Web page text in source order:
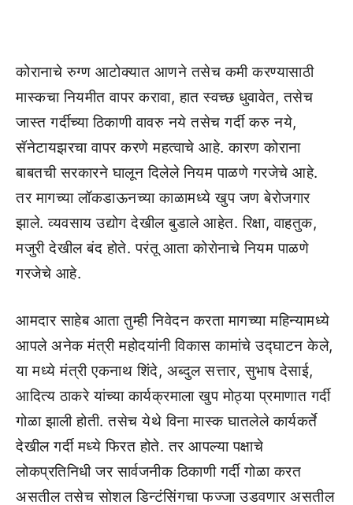
कोरानाचे रुग्ण आटोक्यात आणने तसेच कमी करण्यासाठी
मास्कचा नियमीत वापर करावा, हात स्वच्छ धुवावेत, तसेच
जास्त गर्दीच्या ठिकाणी वावरु नये तसेच गर्दी करु नये,
सॅनेटायझरचा वापर करणे महत्वाचे आहे. कारण कोराना
बाबतची सरकारने घालून दिलेले नियम पाळणे गरजेचे आहे.
तर मागच्या लॉकडाऊनच्या काळामध्ये खुप जण बेरोजगार
झाले. व्यवसाय उद्योग देखील बुडाले आहेत. रिक्षा, वाहतुक,
मजुरी देखील बंद होते. परंतू आता कोराेनाचे नियम पाळणे
गरजेचे आहे.
आमदार साहेब आता तुम्ही निवेदन करता मागच्या महिन्यामध्ये
आपले अनेक मंत्री महोदयांनी विकास कामांचे उद्घाटन केले,
या मध्ये मंत्री एकनाथ शिंदे, अब्दुल सत्तार, सुभाष देसाई,
आदित्य ठाकरे यांच्या कार्यक्रमाला खुप मोठ्या प्रमाणात गर्दी
गोळा झाली होती. तसेच येथे विना मास्क घातलेले कार्यकर्ते
देखील गर्दी मध्ये फिरत होते. तर आपल्या पक्षाचे
लोकप्रतिनिधी जर सार्वजनीक ठिकाणी गर्दी गोळा करत
असतील तसेच सोशल डिन्टंसिंगचा फज्जा उडवणार असतील